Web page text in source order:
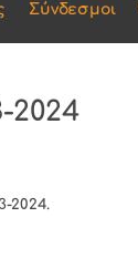
Σύνδεσμοι
2024
2024.